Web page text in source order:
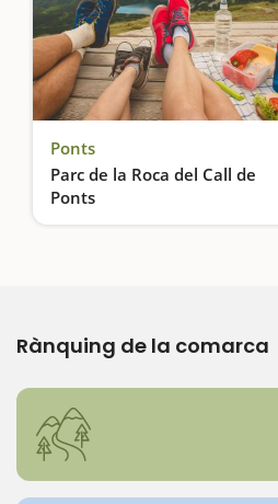
Ponts
Parc de la Roca del Call de
Ponts
Àrea de pícnic molt completa a la vora del riu Segre. Hi trobarem una vintena de taules i 4 blocs de 4 barbacoes cadascun. És un espai amb molta ombra i també compta amb parc infantil amb gronxadors, una tirolina, una pista…
Rànquing de la comarca